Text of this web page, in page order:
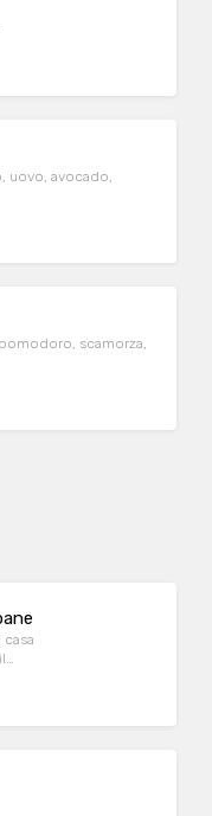
uovo, avocado,
scamorza,
casa